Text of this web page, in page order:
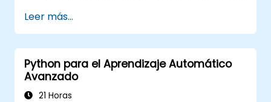
Generar y actualizar hojas de cálculo de
Excel programáticamente.
Analizar (parsear) archivos PDF y
documentos de Word.
Recorrer sitios web y extraer información
de fuentes en línea.
Leer más...
Python para el Aprendizaje Automático
Avanzado
21 Horas